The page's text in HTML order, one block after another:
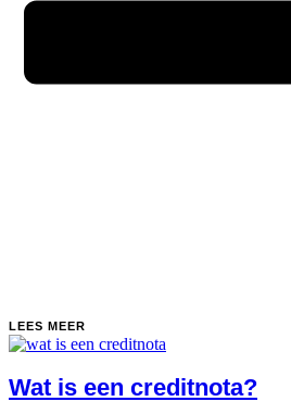
LEES MEER
Wat is een creditnota?